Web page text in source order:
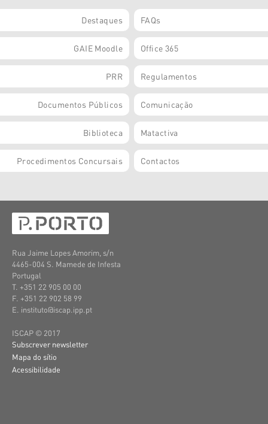
Destaques FAQs
GAIE Moodle Office 365
PRR Regulamentos
Documentos Públicos Comunicação
Biblioteca Matactiva
Procedimentos Concursais Contactos
Rua Jaime Lopes Amorim, s/n
4465-004 S. Mamede de Infesta
Portugal
T. +351 22 905 00 00
F. +351 22 902 58 99
E. instituto@iscap.ipp.pt
ISCAP © 2017
Subscrever newsletter
Mapa do sítio
Acessibilidade